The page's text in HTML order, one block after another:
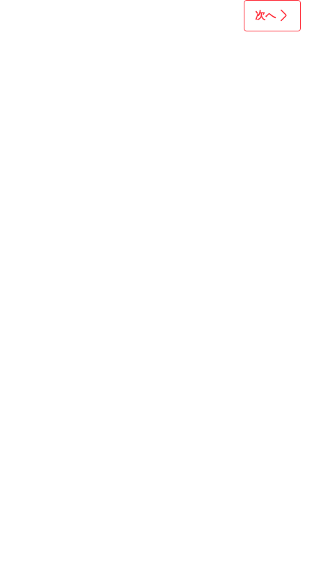
次へ